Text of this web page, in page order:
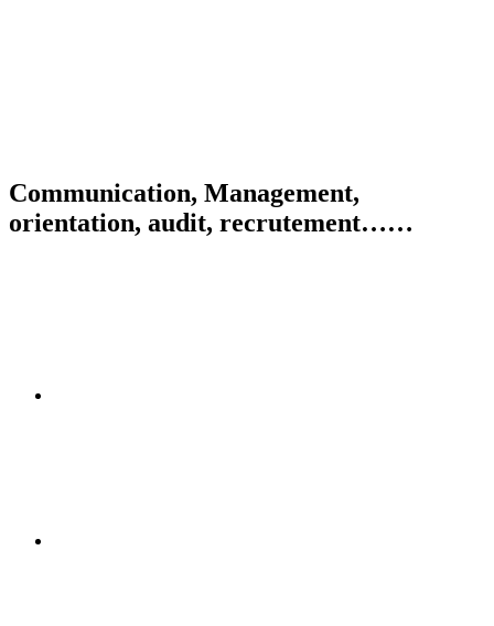
Communication, Management,
orientation, audit, recrutement……